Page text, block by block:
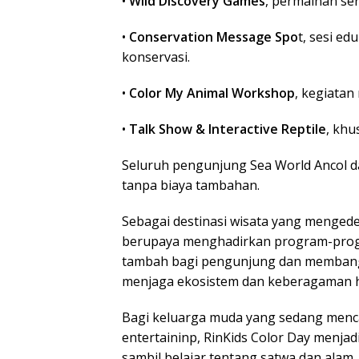
• Conservation Message Spot, sesi
konservasi.
• Color My Animal Workshop,
• Talk Show & Interactive Reptile,
Seluruh pengunjung Sea World Ancol
tanpa biaya tambahan.
Sebagai destinasi wisata yang
berupaya menghadirkan program-
tambah bagi pengunjung dan
menjaga ekosistem dan keberagaman
Bagi keluarga muda yang sedang
entertaininp, RinKids Color Day